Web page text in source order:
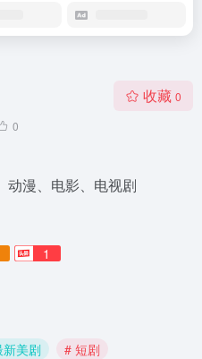
0
收藏 0
动漫、电影、电视剧
1
新美剧 # 短剧